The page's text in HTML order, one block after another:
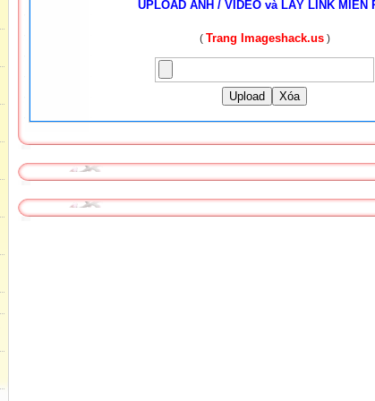
UPLOAD ẢNH / VIDEO và LẤY LINK MIỄN
( Trang Imageshack.us)
Upload Xóa